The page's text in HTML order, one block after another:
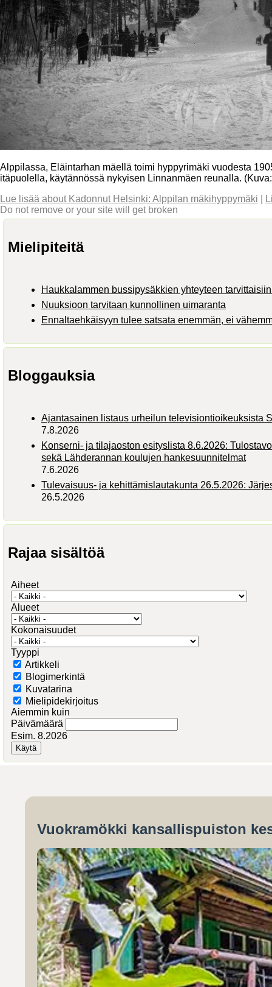
Alppilassa, Eläintarhan mäellä toimi hyppyrimäki vuodesta
itäpuolella, käytännössä nykyisen Linnanmäen reunalla.
Lue lisää about Kadonnut Helsinki: Alppilan mäkihyppymäki
Do not remove or your site will get broken
Mielipiteitä
Haukkalammen bussipysäkkien yhteyteen
Nuuksioon tarvitaan kunnollinen uimaranta
Ennaltaehkäisyyn tulee satsata enemmän, ei
Bloggauksia
Ajantasainen listaus urheilun televisiontioikeuksista
7.8.2026
Konserni- ja tilajaoston esityslista 8.6.2026:
sekä Lähderannan koulujen hankesuunnitelmat
7.6.2026
Tulevaisuus- ja kehittämislautakunta 26.5.2026:
26.5.2026
Rajaa sisältöä
Aiheet
Alueet
Kokonaisuudet
Tyyppi
Artikkeli
Blogimerkintä
Kuvatarina
Mielipidekirjoitus
Aiemmin kuin
Päivämäärä
Esim. 8.2026
Vuokramökki kansallispuiston